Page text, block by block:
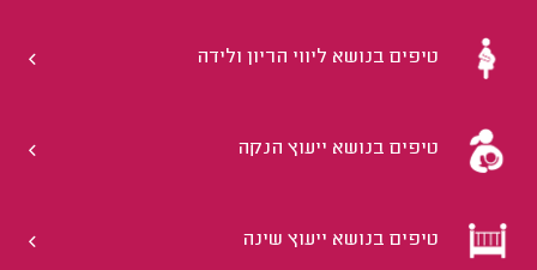
טיפים בנושא ליווי הריון ולידה
טיפים בנושא ייעוץ הנקה
טיפים בנושא ייעוץ שינה